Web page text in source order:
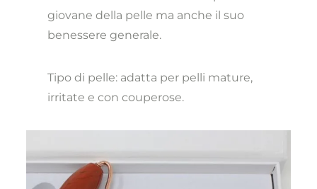
giovane della pelle ma anche il suo
benessere generale.
Tipo di pelle: adatta per pelli mature,
irritate e con couperose.